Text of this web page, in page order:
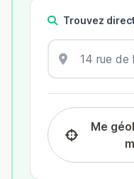
Trouvez
Me